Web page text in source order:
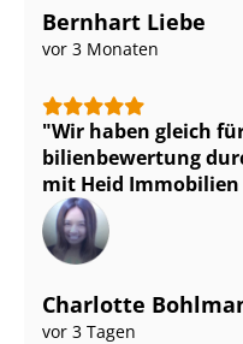
Bernhart Liebe
vor 3 Monaten
Wir haben gleich
bi­li­en­be­wer­tung
mit Heid
Charlotte
vor 3 Tagen